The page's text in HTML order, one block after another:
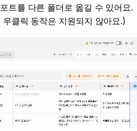
트를 다른 폴더로 옮길 수 있어요.
클릭 동작은 지원되지 않아요.)